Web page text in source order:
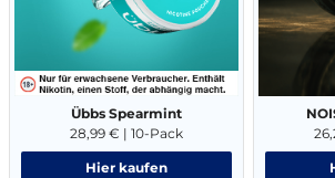
Übbs Spearmint
28,99 € | 10-Pack
Hier kaufen